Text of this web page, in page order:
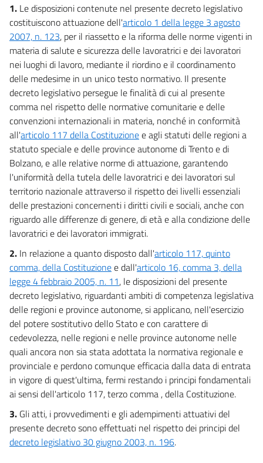
63
64
65
66
67
Capo II
Sanzioni
68
Titolo III
USO DELLE ATTREZZATURE DI LAVORO E DEI DISPOSITIVI DI
PROTEZIONE INDIVIDUALE
Capo
I
Uso delle attrezzature di lavoro
69
70
71
72
73
73 bis
Capo II
Uso dei dispositivi di protezione individuale
74
75
76
1. Le disposizioni contenute nel presente decreto legislativo
costituiscono attuazione dell'articolo 1 della legge 3 agosto
2007, n. 123, per il riassetto e la riforma delle norme vigenti in
materia di salute e sicurezza delle lavoratrici e dei lavoratori
nei luoghi di lavoro, mediante il riordino e il coordinamento
delle medesime in un unico testo normativo. Il presente
decreto legislativo persegue le finalità di cui al presente
comma nel rispetto delle normative comunitarie e delle
convenzioni internazionali in materia, nonché in conformità
all'articolo 117 della Costituzionee agli statuti delle regioni a
statuto speciale e delle province autonome di Trento e di
Bolzano, e alle relative norme di attuazione, garantendo
l'uniformità della tutela delle lavoratrici e dei lavoratori sul
territorio nazionale attraverso il rispetto dei livelli essenziali
delle prestazioni concernenti i diritti civili e sociali, anche con
riguardo alle differenze di genere, di età e alla condizione delle
lavoratrici e dei lavoratori immigrati.
2. In relazione a quanto disposto dall'articolo 117, quinto
comma, della Costituzionee dall'articolo 16, comma 3, della
legge 4 febbraio 2005, n. 11, le disposizioni del presente
decreto legislativo, riguardanti ambiti di competenza legislativa
delle regioni e province autonome, si applicano, nell'esercizio
del potere sostitutivo dello Stato e con carattere di
cedevolezza, nelle regioni e nelle province autonome nelle
quali ancora non sia stata adottata la normativa regionale e
provinciale e perdono comunque efficacia dalla data di entrata
in vigore di quest'ultima, fermi restando i principi fondamentali
ai sensi dell'articolo 117, terzo comma , della Costituzione.
3. Gli atti, i provvedimenti e gli adempimenti attuativi del
presente decreto sono effettuati nel rispetto dei principi del
decreto legislativo 30 giugno 2003, n. 196.